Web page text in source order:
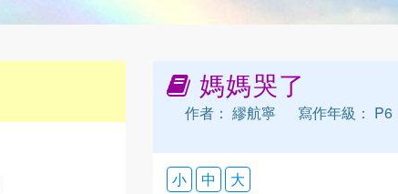
媽媽哭了
作者： 繆航寧 寫作年級： P6
小 中 大